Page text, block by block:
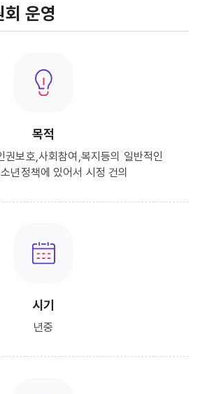
운영
목적
권보호,사회참여,복지등의 일반적인
년정책에 있어서 시정 건의
시기
년중